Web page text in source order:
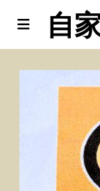
自